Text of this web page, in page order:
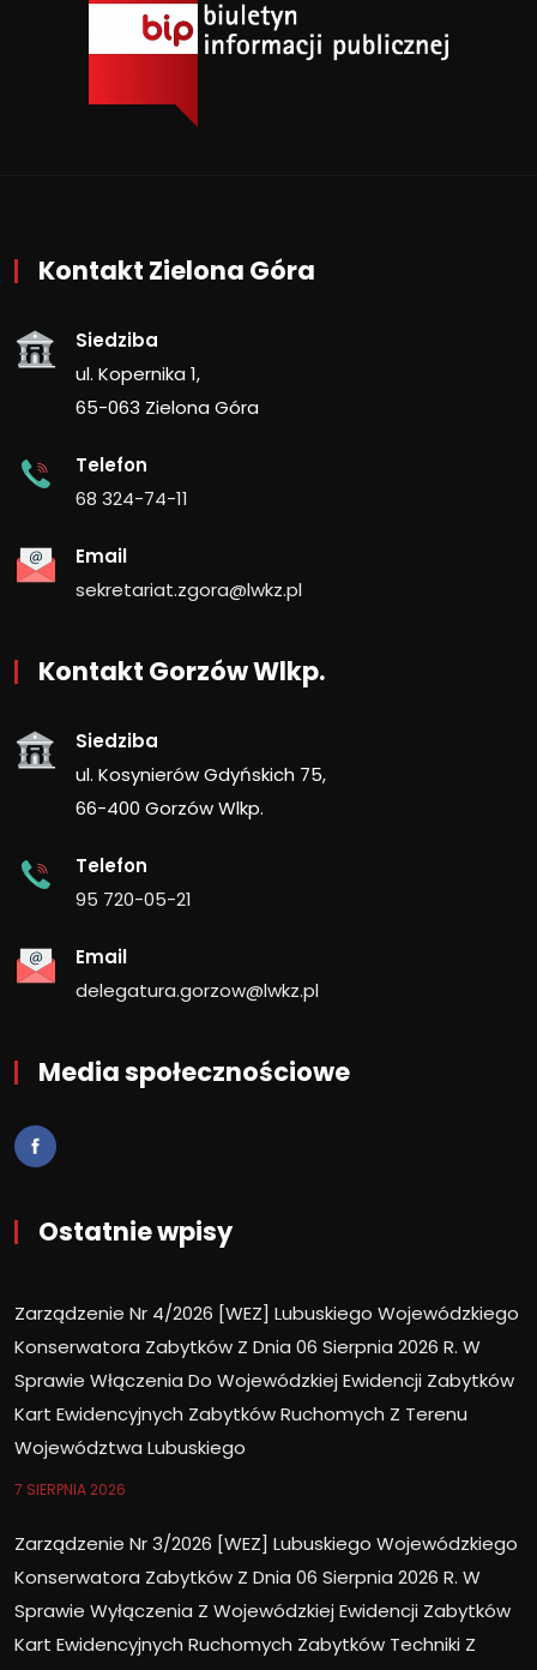
Kontakt Zielona Góra
Siedziba
ul. Kopernika 1,
65-063 Zielona Góra
Telefon
68 324-74-11
Email
sekretariat.zgora@lwkz.pl
Kontakt Gorzów Wlkp.
Siedziba
ul. Kosynierów Gdyńskich 75,
66-400 Gorzów Wlkp.
Telefon
95 720-05-21
Email
delegatura.gorzow@lwkz.pl
Media społecznościowe
Ostatnie wpisy
Zarządzenie Nr 4/2026 [WEZ] Lubuskiego Wojewódzkiego
Konserwatora Zabytków Z Dnia 06 Sierpnia 2026 R. W
Sprawie Włączenia Do Wojewódzkiej Ewidencji Zabytków
Kart Ewidencyjnych Zabytków Ruchomych Z Terenu
Województwa Lubuskiego
7 SIERPNIA 2026
Zarządzenie Nr 3/2026 [WEZ] Lubuskiego Wojewódzkiego
Konserwatora Zabytków Z Dnia 06 Sierpnia 2026 R. W
Sprawie Wyłączenia Z Wojewódzkiej Ewidencji Zabytków
Kart Ewidencyjnych Ruchomych Zabytków Techniki Z